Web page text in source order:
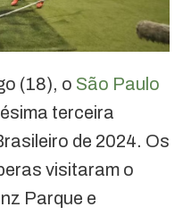
(18), o São Paulo
terceira
de 2024. Os
visitaram o
Parque e